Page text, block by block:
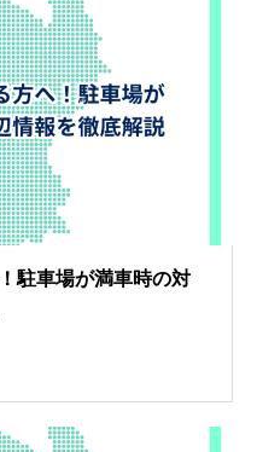
駐車場が満車時の対